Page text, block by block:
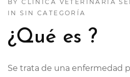
BYCLÍNICA VETERINARIA
INSIN CATEGORÍA
¿Qué es ?
Se trata de una enfermedad